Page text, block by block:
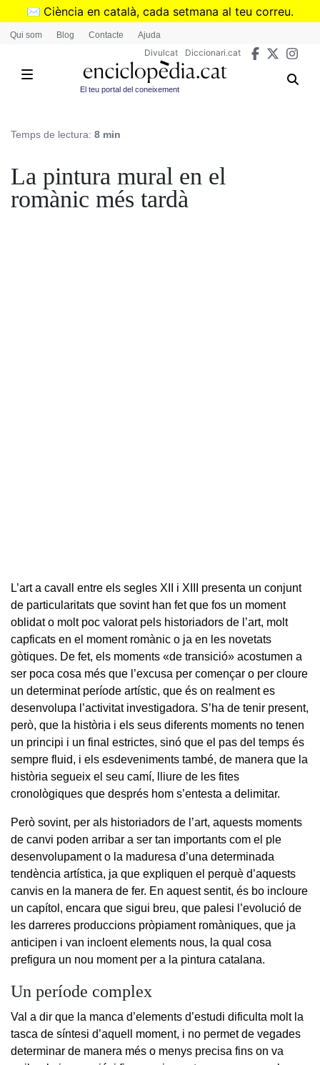
Vés
✉️ Ciència en català, cada setmana al teu correu.
➜Subscriu-te al butlletí de Divulcat
Qui som Blog Contacte Ajuda
Divulcat Diccionari.cat
El teu portal del coneixement
Temps de lectura: 8 min
La pintura mural en el
romànic més tardà
L’art a cavall entre els segles XII i XIII presenta un conjunt
de particularitats que sovint han fet que fos un moment
oblidat o molt poc valorat pels historiadors de l’art, molt
capficats en el moment romànic o ja en les novetats
gòtiques. De fet, els moments «de transició» acostumen a
ser poca cosa més que l’excusa per començar o per cloure
un determinat període artístic, que és on realment es
desenvolupa l’activitat investigadora. S’ha de tenir present,
però, que la història i els seus diferents moments no tenen
un principi i un final estrictes, sinó que el pas del temps és
sempre fluid, i els esdeveniments també, de manera que la
història segueix el seu camí, lliure de les fites
cronològiques que després hom s’entesta a delimitar.
Però sovint, per als historiadors de l’art, aquests moments
de canvi poden arribar a ser tan importants com el ple
desenvolupament o la maduresa d’una determinada
tendència artística, ja que expliquen el perquè d’aquests
canvis en la manera de fer. En aquest sentit, és bo incloure
un capítol, encara que sigui breu, que palesi l’evolució de
les darreres produccions pròpiament romàniques, que ja
anticipen i van incloent elements nous, la qual cosa
prefigura un nou moment per a la pintura catalana.
Un període complex
Val a dir que la manca d’elements d’estudi dificulta molt la
tasca de síntesi d’aquell moment, i no permet de vegades
determinar de manera més o menys precisa fins on va